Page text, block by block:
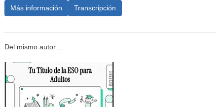
Más información Transcripción
Del mismo autor…